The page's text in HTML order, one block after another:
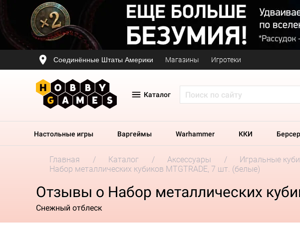
Соединённые Штаты Америки Магазины Игротеки
Каталог
Настольные игры Варгеймы Warhammer ККИ
Главная Каталог Аксессуары Игральные
Набор металлических кубиков MTGTRADE, 7 шт. (белые)
Отзывы о Набор металлических
Снежный отблеск